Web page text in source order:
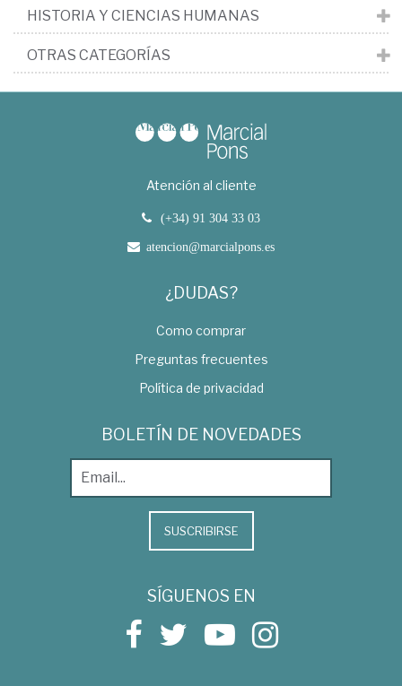
HISTORIA Y CIENCIAS HUMANAS
OTRAS CATEGORÍAS
Atención al cliente
(+34) 91 304 33 03
atencion@marcialpons.es
¿DUDAS?
Como comprar
Preguntas frecuentes
Política de privacidad
BOLETÍN DE NOVEDADES
SUSCRIBIRSE
SÍGUENOS EN